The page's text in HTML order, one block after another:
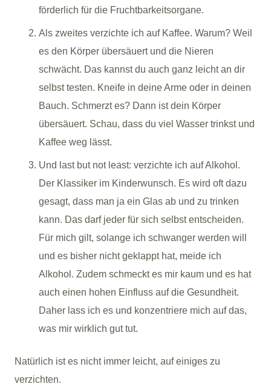
förderlich für die Fruchtbarkeitsorgane.
Als zweites verzichte ich auf Kaffee. Warum? Weil
es den Körper übersäuert und die Nieren
schwächt. Das kannst du auch ganz leicht an dir
selbst testen. Kneife in deine Arme oder in deinen
Bauch. Schmerzt es? Dann ist dein Körper
übersäuert. Schau, dass du viel Wasser trinkst und
Kaffee weg lässt.
Und last but not least: verzichte ich auf Alkohol.
Der Klassiker im Kinderwunsch. Es wird oft dazu
gesagt, dass man ja ein Glas ab und zu trinken
kann. Das darf jeder für sich selbst entscheiden.
Für mich gilt, solange ich schwanger werden will
und es bisher nicht geklappt hat, meide ich
Alkohol. Zudem schmeckt es mir kaum und es hat
auch einen hohen Einfluss auf die Gesundheit.
Daher lass ich es und konzentriere mich auf das,
was mir wirklich gut tut.
Natürlich ist es nicht immer leicht, auf einiges zu
verzichten.